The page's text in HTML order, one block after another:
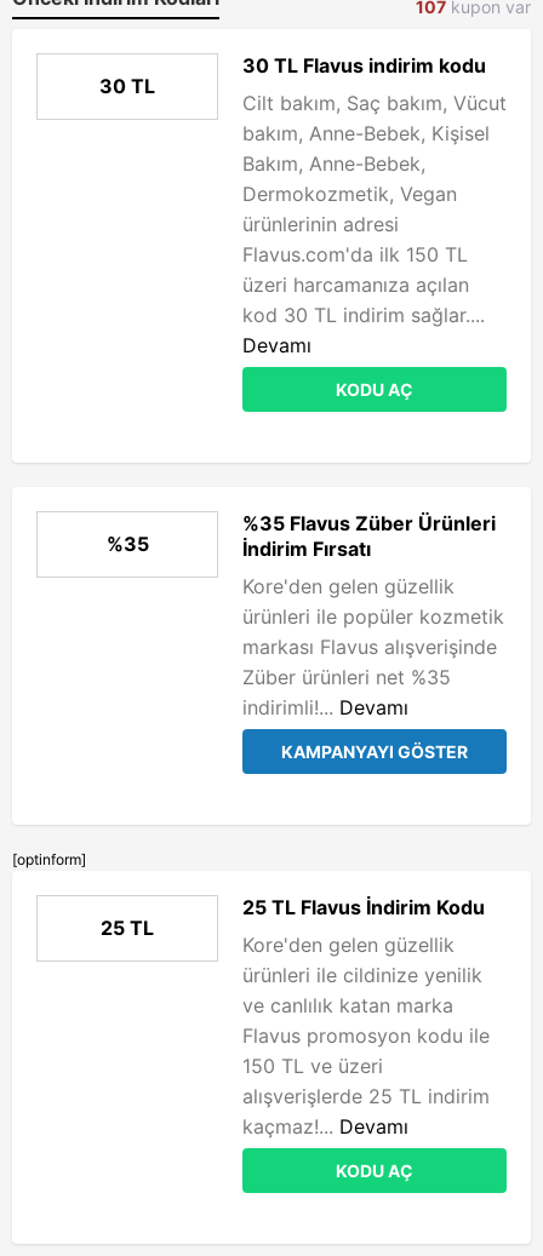
107 kupon var
30 TL
30 TL Flavus indirim kodu
Cilt bakım, Saç bakım, Vücut
bakım, Anne-Bebek, Kişisel
Bakım, Anne-Bebek,
Dermokozmetik, Vegan
ürünlerinin adresi
Flavus.com'da ilk 150 TL
üzeri harcamanıza açılan
kod 30 TL indirim sağlar....
Devamı
KODU AÇ
%35
%35 Flavus Züber Ürünleri
İndirim Fırsatı
Kore'den gelen güzellik
ürünleri ile popüler kozmetik
markası Flavus alışverişinde
Züber ürünleri net %35
indirimli!... Devamı
KAMPANYAYI GÖSTER
[optinform]
25 TL
25 TL Flavus İndirim Kodu
Kore'den gelen güzellik
ürünleri ile cildinize yenilik
ve canlılık katan marka
Flavus promosyon kodu ile
150 TL ve üzeri
alışverişlerde 25 TL indirim
kaçmaz!... Devamı
KODU AÇ